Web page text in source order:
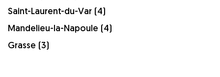
Saint-Laurent-du-Var (4)
Mandelieu-la-Napoule (4)
Grasse (3)